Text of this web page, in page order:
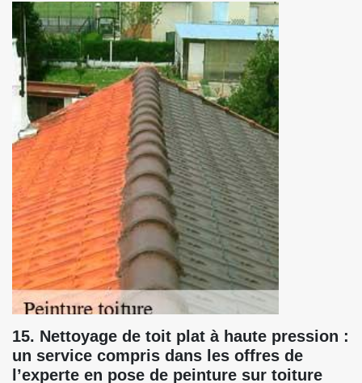
15. Nettoyage de toit plat à haute pression :
un service compris dans les offres de
l’experte en pose de peinture sur toiture